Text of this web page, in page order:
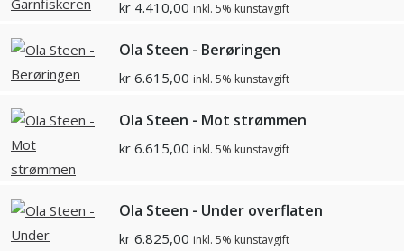
kr 4.410,00 inkl. 5% kunstavgift
Ola Steen - Berøringen
kr 6.615,00 inkl. 5% kunstavgift
Ola Steen - Mot strømmen
kr 6.615,00 inkl. 5% kunstavgift
Ola Steen - Under overflaten
kr 6.825,00 inkl. 5% kunstavgift